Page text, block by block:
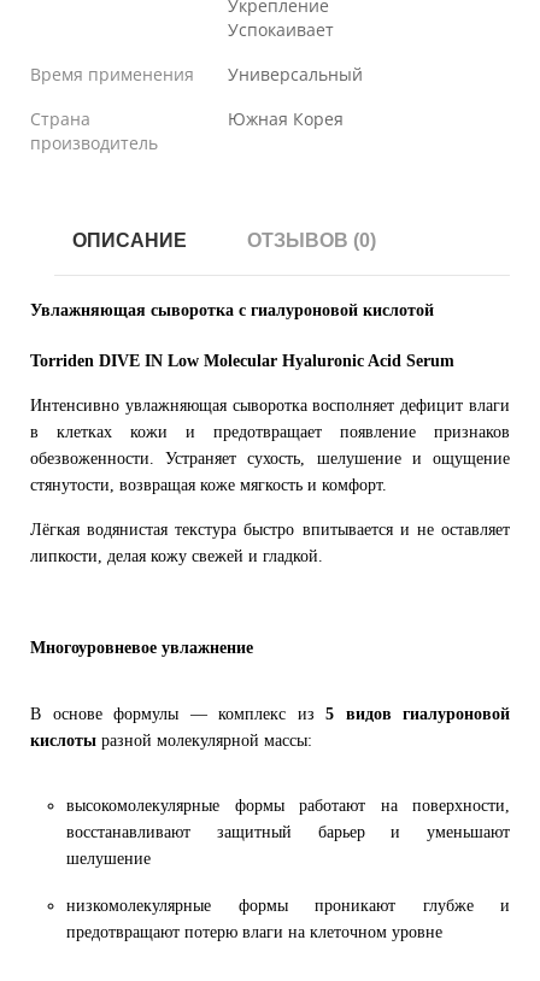
Укрепление
Успокаивает
Время применения
Универсальный
Страна
производитель
Южная Корея
ОПИСАНИЕ ОТЗЫВОВ (0)
Увлажняющая сыворотка с гиалуроновой кислотой
Torriden DIVE IN Low Molecular Hyaluronic Acid Serum
Интенсивно увлажняющая сыворотка восполняет дефицит влаги
в клетках кожи и предотвращает появление признаков
обезвоженности. Устраняет сухость, шелушение и ощущение
стянутости, возвращая коже мягкость и комфорт.
Лёгкая водянистая текстура быстро впитывается и не оставляет
липкости, делая кожу свежей и гладкой.
Многоуровневое увлажнение
В основе формулы — комплекс из 5 видов гиалуроновой
кислоты разной молекулярной массы:
высокомолекулярные формы работают на поверхности,
восстанавливают защитный барьер и уменьшают
шелушение
низкомолекулярные формы проникают глубже и
предотвращают потерю влаги на клеточном уровне